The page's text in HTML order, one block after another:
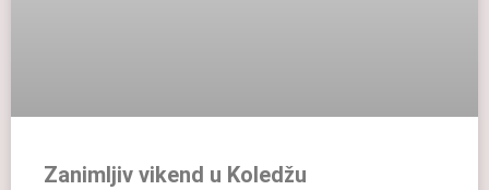
Zanimljiv vikend u Koledžu